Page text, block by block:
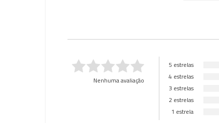
Nenhuma avaliação
5 estrelas
4 estrelas
3 estrelas
2 estrelas
1 estrela